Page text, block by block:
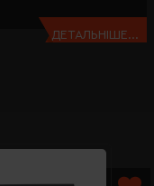
ДЕТАЛЬНІШЕ...